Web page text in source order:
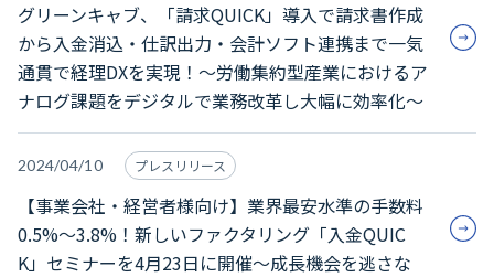
グリーンキャブ、「請求QUICK」導入で請求書作成
から入金消込・仕訳出力・会計ソフト連携まで一気
通貫で経理DXを実現！～労働集約型産業におけるア
ナログ課題をデジタルで業務改革し大幅に効率化～
2024/04/10 プレスリリース
【事業会社・経営者様向け】業界最安水準の手数料
0.5%～3.8%！新しいファクタリング「入金QUIC
K」セミナーを4月23日に開催～成長機会を逃さな